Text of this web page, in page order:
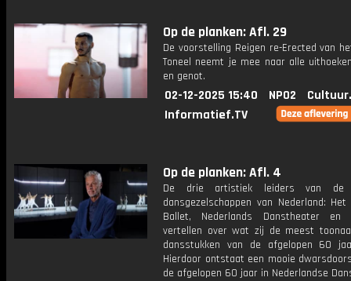
Op de planken: Afl. 29
De voorstelling Reigen re-Erected van
Toneel neemt je mee naar alle
en genot.
02-12-2025 15:40 NPO2
Informatief.TV
Op de planken: Afl. 4
De drie artistiek leiders van de
dansgezelschappen van Nederland: Het
Ballet, Nederlands Danstheater en
vertellen over wat zij de meest
dansstukken van de afgelopen 60
Hierdoor ontstaat een mooie
de afgelopen 60 jaar in Nederlandse